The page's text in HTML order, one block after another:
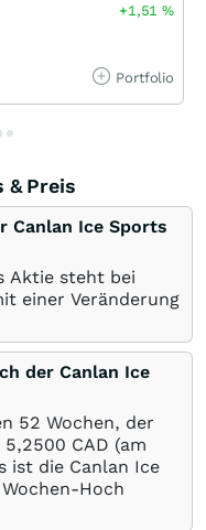
+1,51%
Portfolio
& Preis
Canlan Ice Sports
Aktie steht bei
einer Veränderung
der Canlan Ice
52 Wochen, der
5,2500 CAD (am
ist die Canlan Ice
Hoch